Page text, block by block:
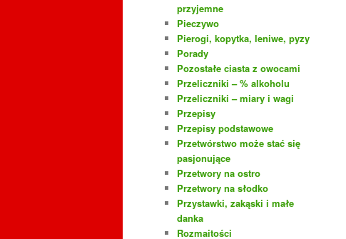
przyjemne
Pieczywo
Pierogi, kopytka, leniwe, pyzy
Porady
Pozostałe ciasta z owocami
Przeliczniki – % alkoholu
Przeliczniki – miary i wagi
Przepisy
Przepisy podstawowe
Przetwórstwo może stać się
pasjonujące
Przetwory na ostro
Przetwory na słodko
Przystawki, zakąski i małe
danka
Rozmaitości